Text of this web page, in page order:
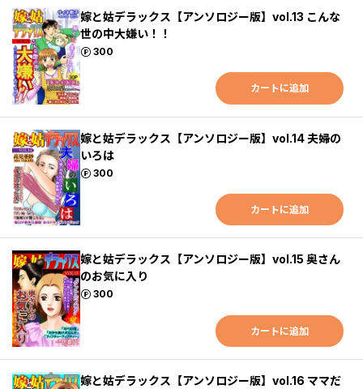
嫁と姑デラックス【アンソロジー版】vol.13 こんな
世の中大嫌い！！
300
ポイント
カートに追加
嫁と姑デラックス【アンソロジー版】vol.14 夫婦の
いろは
300
ポイント
カートに追加
嫁と姑デラックス【アンソロジー版】vol.15 奥さん
のお気に入り
300
ポイント
カートに追加
嫁と姑デラックス【アンソロジー版】vol.16 ママだ